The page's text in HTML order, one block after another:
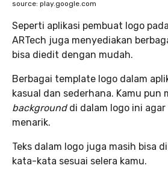
source: play.google.com
Seperti aplikasi pembuat logo
ARTech juga menyediakan
bisa diedit dengan mudah.
Berbagai template logo dalam
kasual dan sederhana. Kamu pun
backgrounddi dalam logo ini
menarik.
Teks dalam logo juga masih bisa
kata-kata sesuai selera kamu.